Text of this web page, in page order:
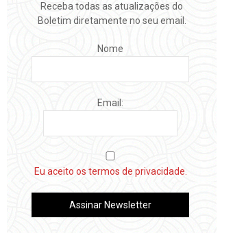
Receba todas as atualizações do
Boletim diretamente no seu email.
Nome
Email:
Eu aceito os termos de privacidade.